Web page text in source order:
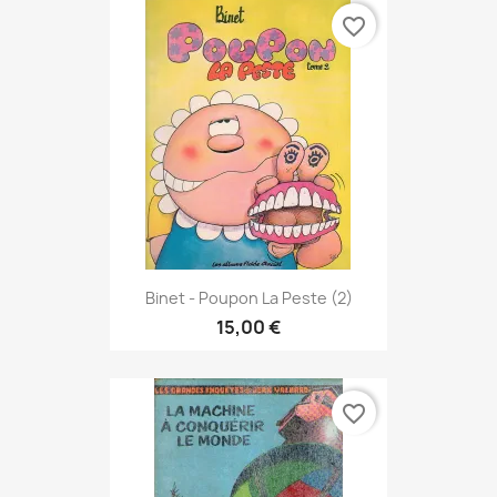
Binet - Poupon La Peste (2)
15,00 €
favorite_border
favorite_border